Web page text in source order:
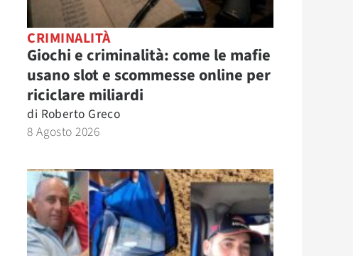
CRIMINALITÀ
Giochi e criminalità: come le mafie
usano slot e scommesse online per
riciclare miliardi
di Roberto Greco
8 Agosto 2026